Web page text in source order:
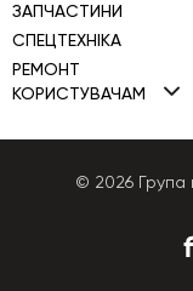
ЗАПЧАСТИНИ
СПЕЦТЕХНІКА
Міні навантажувачі
Екскаватори-
РЕМОНТ
КОРИСТУВАЧАМ
Політика Cookies
Політика© 2026 Група